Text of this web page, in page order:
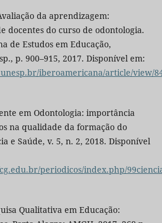
da aprendizagem:
docentes do curso de odontologia.
de Estudos em Educação,
p. 900–915, 2017. Disponível em:
iberoamericana/article/view/
em Odontologia: importância
na qualidade da formação do
e Saúde, v. 5, n. 2, 2018. Disponível
periodicos/index.php/
Qualitativa em Educação: